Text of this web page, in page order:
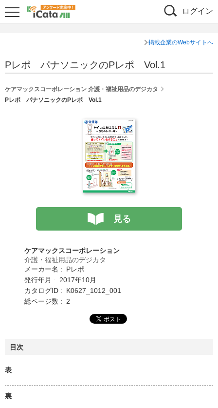
ログイン
掲載企業のWebサイトへ
Pレポ パナソニックのPレポ Vol.1
ケアマックスコーポレーション 介護・福祉用品のデジカタ
Pレポ パナソニックのPレポ Vol.1
見る
ケアマックスコーポレーション
介護・福祉用品のデジカタ
メーカー名 : Pレポ
発行年月 : 2017年10月
カタログID : K0627_1012_001
総ページ数 : 2
目次
表
裏